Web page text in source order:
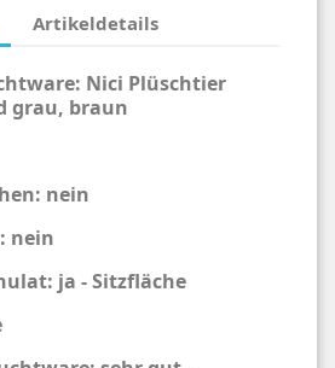
Artikeldetails
Nici Plüschtier
grau, braun
nein
nein
ja - Sitzfläche